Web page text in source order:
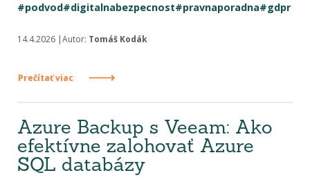
#podvod#digitalnabezpecnost#pravnaporadna#gdpr
14.4.2026 |Autor: Tomáš Kodák
Prečítať viac
Azure Backup s Veeam: Ako
efektívne zalohovať Azure
SQL databázy